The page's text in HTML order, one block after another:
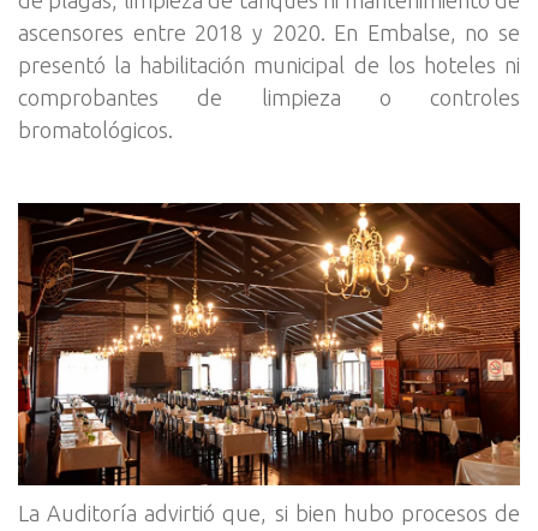
ascensores entre 2018 y 2020. En Embalse, no se
presentó la habilitación municipal de los hoteles ni
comprobantes de limpieza o controles
bromatológicos.
La Auditoría advirtió que, si bien hubo procesos de